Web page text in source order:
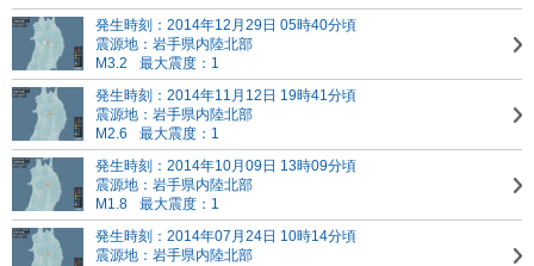
発生時刻：2014年12月29日 05時40分頃
震源地：岩手県内陸北部
M3.2
最大震度：1
発生時刻：2014年11月12日 19時41分頃
震源地：岩手県内陸北部
M2.6
最大震度：1
発生時刻：2014年10月09日 13時09分頃
震源地：岩手県内陸北部
M1.8
最大震度：1
発生時刻：2014年07月24日 10時14分頃
震源地：岩手県内陸北部